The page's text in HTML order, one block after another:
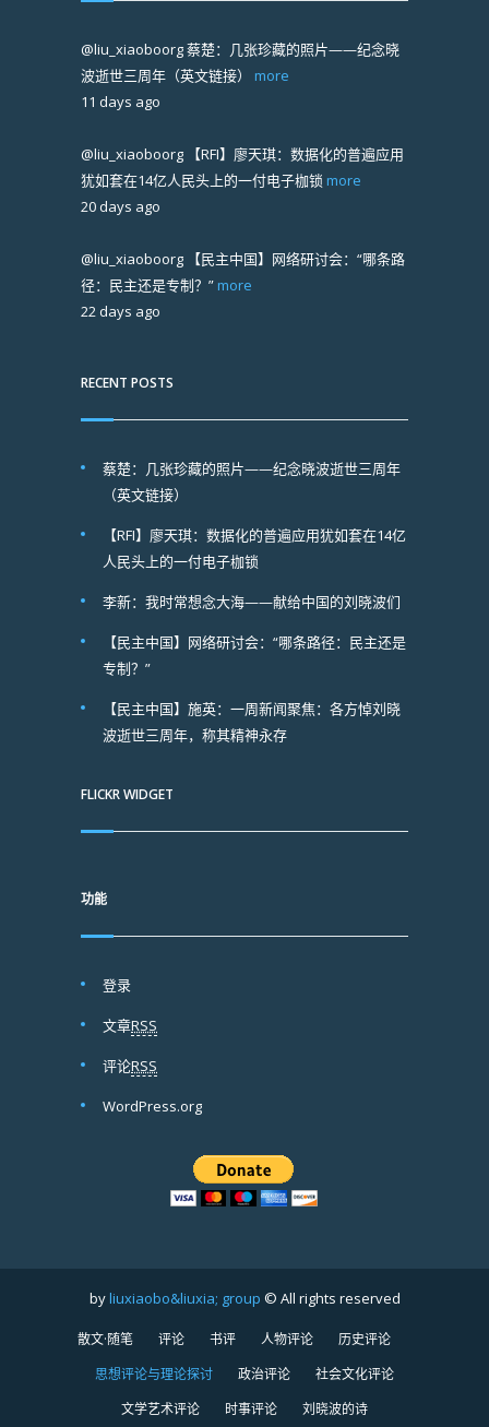
@liu_xiaoboorg蔡楚：几张珍藏的照片——纪念晓
波逝世三周年（英文链接） more
11 days ago
@liu_xiaoboorg 【RFI】廖天琪：数据化的普遍应用
犹如套在14亿人民头上的一付电子枷锁 more
20 days ago
@liu_xiaoboorg 【民主中国】网络研讨会：“哪条路
径：民主还是专制？” more
22 days ago
RECENT POSTS
蔡楚：几张珍藏的照片——纪念晓波逝世三周年
（英文链接）
【RFI】廖天琪：数据化的普遍应用犹如套在14亿
人民头上的一付电子枷锁
李新：我时常想念大海——献给中国的刘晓波们
【民主中国】网络研讨会：“哪条路径：民主还是
专制？”
【民主中国】施英：一周新闻聚焦：各方悼刘晓
波逝世三周年，称其精神永存
FLICKR WIDGET
功能
登录
文章RSS
评论RSS
WordPress.org
byliuxiaobo&liuxia; group © All rights reserved
散文·随笔 评论 书评 人物评论
历史评论
思想评论与理论探讨
政治评论
社会文化评论
文学艺术评论
时事评论 刘晓波的诗